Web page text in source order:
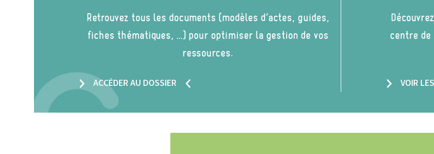
Retrouvez tous les documents (modèles d’actes, guides,
fiches thématiques, …) pour optimiser la gestion de vos
ressources.
ACCÉDER AU DOSSIER
centre
VOIR